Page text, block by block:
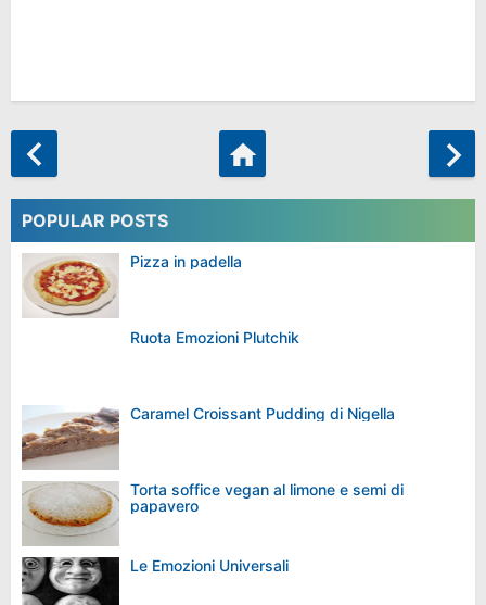
POPULAR POSTS
Pizza in padella
Ruota Emozioni Plutchik
Caramel Croissant Pudding di Nigella
Torta soffice vegan al limone e semi di
papavero
Le Emozioni Universali